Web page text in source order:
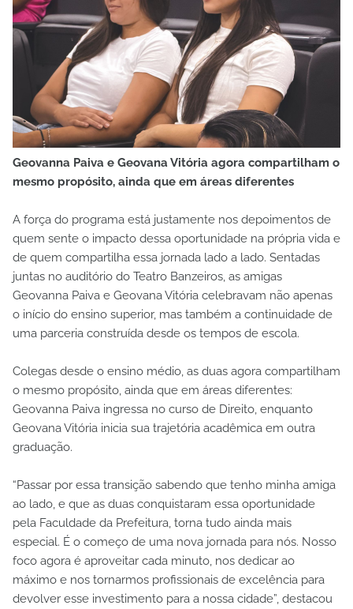
Geovanna Paiva e Geovana Vitória agora compartilham o
mesmo propósito, ainda que em áreas diferentes
A força do programa está justamente nos depoimentos de
quem sente o impacto dessa oportunidade na própria vida e
de quem compartilha essa jornada lado a lado. Sentadas
juntas no auditório do Teatro Banzeiros, as amigas
Geovanna Paiva e Geovana Vitória celebravam não apenas
o início do ensino superior, mas também a continuidade de
uma parceria construída desde os tempos de escola.
Colegas desde o ensino médio, as duas agora compartilham
o mesmo propósito, ainda que em áreas diferentes:
Geovanna Paiva ingressa no curso de Direito, enquanto
Geovana Vitória inicia sua trajetória acadêmica em outra
graduação.
“Passar por essa transição sabendo que tenho minha amiga
ao lado, e que as duas conquistaram essa oportunidade
pela Faculdade da Prefeitura, torna tudo ainda mais
especial. É o começo de uma nova jornada para nós. Nosso
foco agora é aproveitar cada minuto, nos dedicar ao
máximo e nos tornarmos profissionais de excelência para
devolver esse investimento para a nossa cidade”, destacou